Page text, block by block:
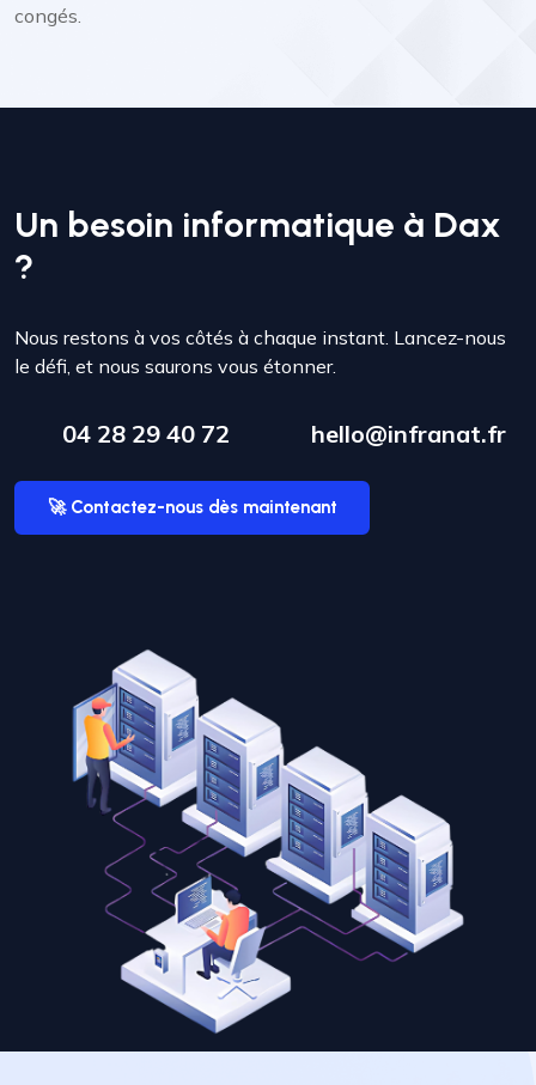
congés.
Un besoin informatique à Dax
?
Nous restons à vos côtés à chaque instant. Lancez-nous
le défi, et nous saurons vous étonner.
04 28 29 40 72 hello@infranat.fr
🚀 Contactez-nous dès maintenant